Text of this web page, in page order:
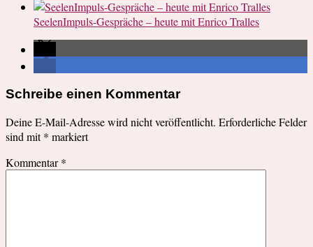
SeelenImpuls-Gespräche – heute mit Enrico Tralles
Schreibe einen Kommentar
Deine E-Mail-Adresse wird nicht veröffentlicht. Erforderliche Felder
sind mit* markiert
Kommentar*